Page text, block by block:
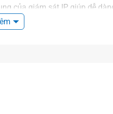
của giám sát IP giúp dễ
lý PoE.